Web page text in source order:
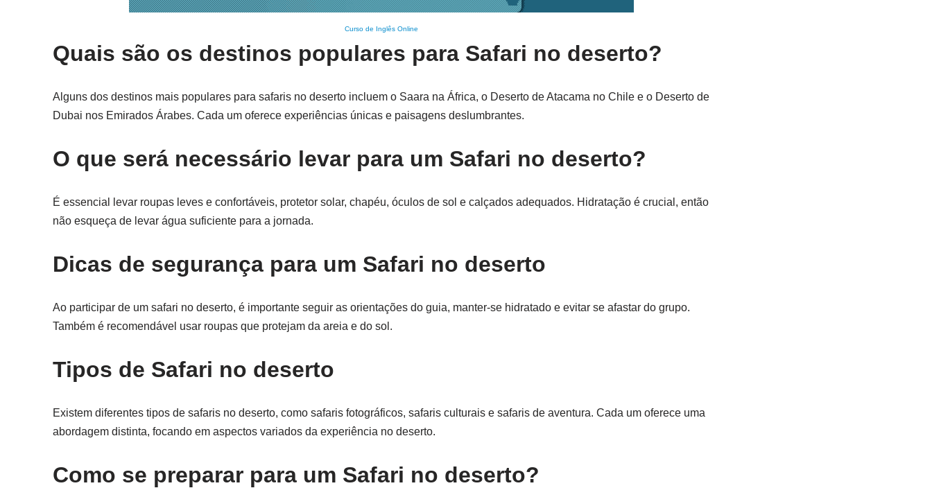
Curso de Inglês Online
Quais são os destinos populares para Safari no deserto?
Alguns dos destinos mais populares para safaris no deserto incluem o Saara na África, o Deserto de Atacama no Chile e o Deserto de
Dubai nos Emirados Árabes. Cada um oferece experiências únicas e paisagens deslumbrantes.
O que será necessário levar para um Safari no deserto?
É essencial levar roupas leves e confortáveis, protetor solar, chapéu, óculos de sol e calçados adequados. Hidratação é crucial, então
não esqueça de levar água suficiente para a jornada.
Dicas de segurança para um Safari no deserto
Ao participar de um safari no deserto, é importante seguir as orientações do guia, manter-se hidratado e evitar se afastar do grupo.
Também é recomendável usar roupas que protejam da areia e do sol.
Tipos de Safari no deserto
Existem diferentes tipos de safaris no deserto, como safaris fotográficos, safaris culturais e safaris de aventura. Cada um oferece uma
abordagem distinta, focando em aspectos variados da experiência no deserto.
Como se preparar para um Safari no deserto?